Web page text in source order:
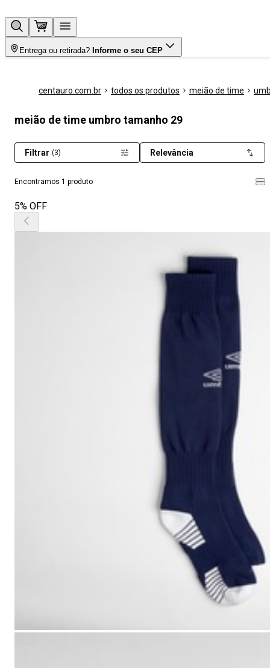
Entrega ou retirada? Informe o seu CEP
centauro.com.br todos os produtos meião de time
meião de time umbro tamanho 29
Encontramos 1 produto
Filtrar (3) Relevância
5% OFF